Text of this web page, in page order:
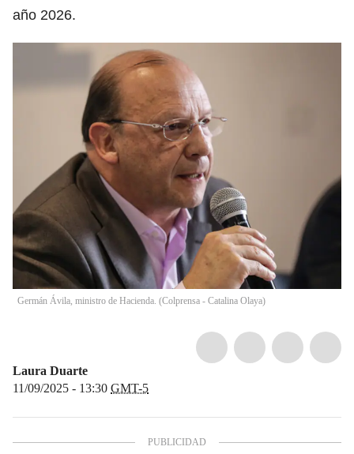
año 2026.
Germán Ávila, ministro de Hacienda. (Colprensa - Catalina Olaya)
Laura Duarte
11/09/2025 - 13:30 GMT-5